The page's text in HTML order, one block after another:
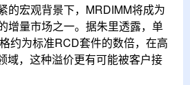
的宏观背景下，MRDIMM将成为
增量市场之一。据朱里透露，单
约为标准RCD套件的数倍，在高
域，这种溢价更有可能被客户接